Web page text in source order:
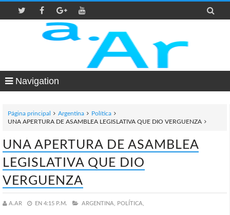

Navigation
Página principal Argentina
Política
UNA APERTURA DE ASAMBLEA LEGISLATIVA QUE DIO VERGUENZA
UNA APERTURA DE ASAMBLEA
LEGISLATIVA QUE DIO
VERGUENZA
A.AR EN 4:15 P.M. ARGENTINA, POLÍTICA,